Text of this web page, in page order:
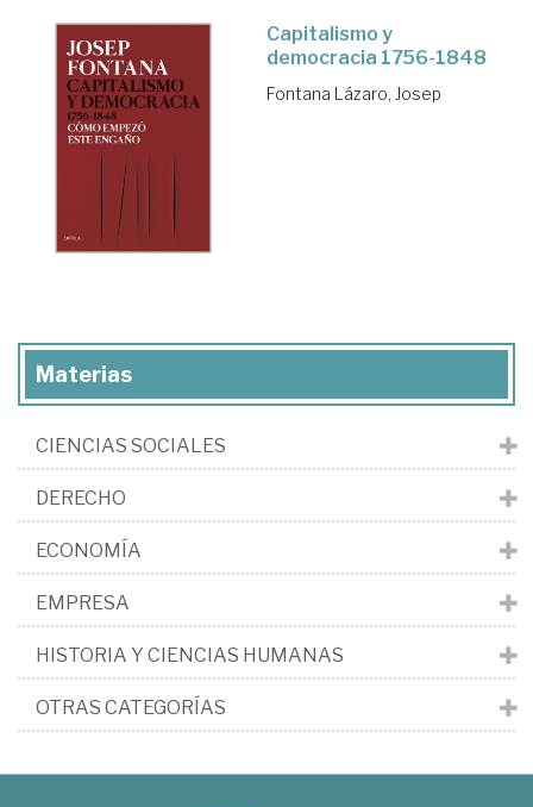
Capitalismo y
democracia 1756-1848
Fontana Lázaro, Josep
Materias
CIENCIAS SOCIALES
DERECHO
ECONOMÍA
EMPRESA
HISTORIA Y CIENCIAS HUMANAS
OTRAS CATEGORÍAS